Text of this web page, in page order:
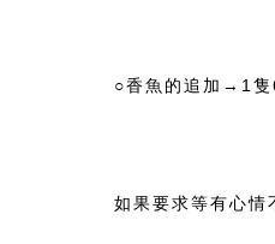
○香魚的追加→1
如果要求等有心情